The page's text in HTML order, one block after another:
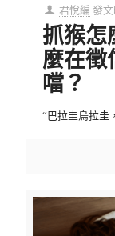
君悅編 發
抓猴怎
麼在徵
噹？
“巴拉圭烏拉圭